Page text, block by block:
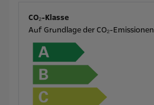
CO₂-Klasse
Auf Grundlage der CO₂-Emissionen